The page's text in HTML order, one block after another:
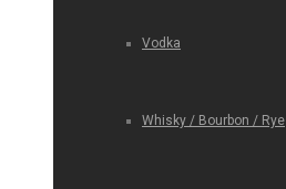
Vodka
Whisky / Bourbon / Rye